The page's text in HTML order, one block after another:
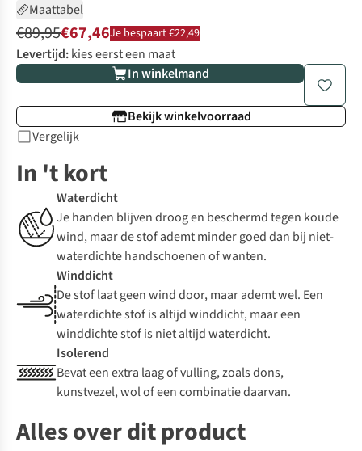
Maattabel
€89,95€67,46Je bespaart €22,49
Levertijd:kies eerst een maat
In winkelmand
Bekijk winkelvoorraad
Vergelijk
In 't kort
Waterdicht
Je handen blijven droog en beschermd tegen koude
wind, maar de stof ademt minder goed dan bij niet-
waterdichte handschoenen of wanten.
Winddicht
De stof laat geen wind door, maar ademt wel. Een
waterdichte stof is altijd winddicht, maar een
winddichte stof is niet altijd waterdicht.
Isolerend
Bevat een extra laag of vulling, zoals dons,
kunstvezel, wol of een combinatie daarvan.
Alles over dit product